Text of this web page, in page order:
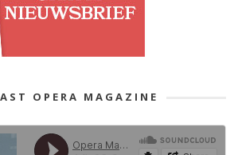
OPERA MAGAZINE